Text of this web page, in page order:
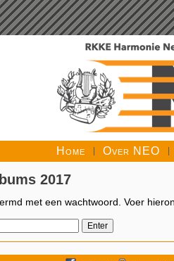
Home Over NEO
2017
met een wachtwoord. Voer